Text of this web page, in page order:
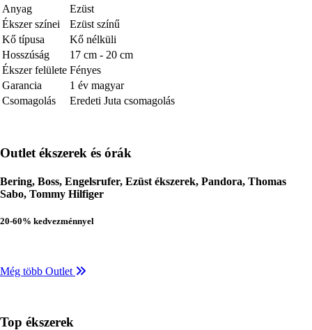
Anyag
Ezüst
Ékszer színei
Ezüst színű
Kő típusa
Kő nélküli
Hosszúság
17 cm - 20 cm
Ékszer felülete Fényes
Garancia
1 év magyar
Csomagolás
Eredeti Juta csomagolás
Outlet ékszerek és órák
Bering, Boss, Engelsrufer, Ezüst ékszerek, Pandora, Thomas
Sabo, Tommy Hilfiger
20-60% kedvezménnyel
Még több Outlet
Top ékszerek